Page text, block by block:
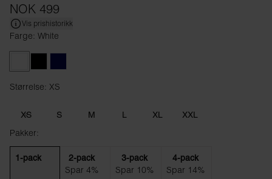
NOK 499
Vis prishistorikk
Farge: White
Størrelse: XS
XS S M L XL XXL
Pakker:
1-pack 2-pack
Spar 4%
3-pack
Spar 10%
4-pack
Spar 14%